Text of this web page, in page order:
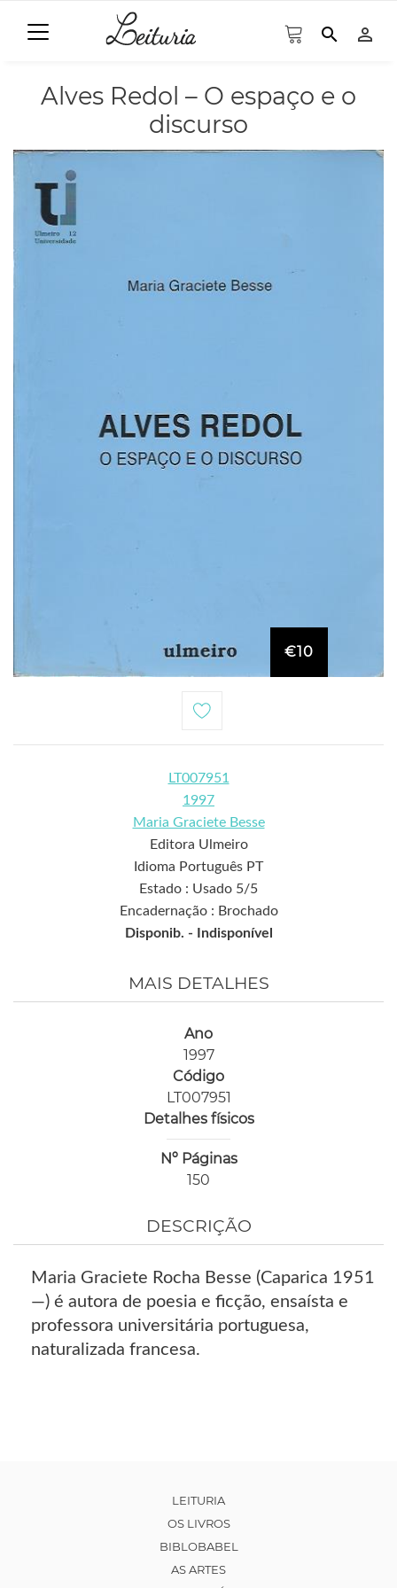
search person_outline
Alves Redol – O espaço e o
discurso
€10
LT007951
1997
Maria Graciete Besse
Editora Ulmeiro
Idioma Português PT
Estado : Usado 5/5
Encadernação : Brochado
Disponib. -
Indisponível
MAIS DETALHES
Ano
1997
Código
LT007951
Detalhes físicos
Nº Páginas
150
DESCRIÇÃO
Maria Graciete Rocha Besse (Caparica 1951
—) é autora de poesia e ficção, ensaísta e
professora universitária portuguesa,
naturalizada francesa.
LEITURIA
OS LIVROS
BIBLOBABEL
AS ARTES